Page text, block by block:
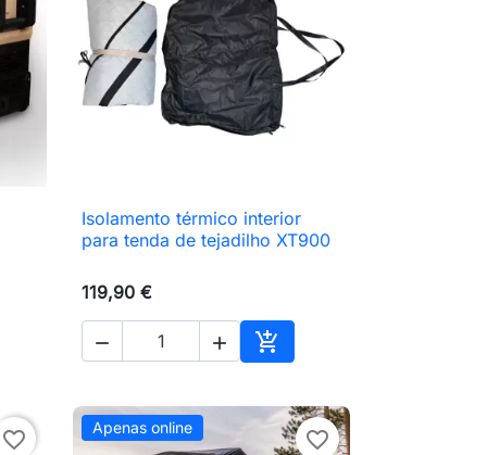
ao carrinho
 Vista rápida
Isolamento térmico interior
para tenda de tejadilho XT900
119,90 €
  
Adicionar ao carrinho
favorite_border Apenas online favorite_border